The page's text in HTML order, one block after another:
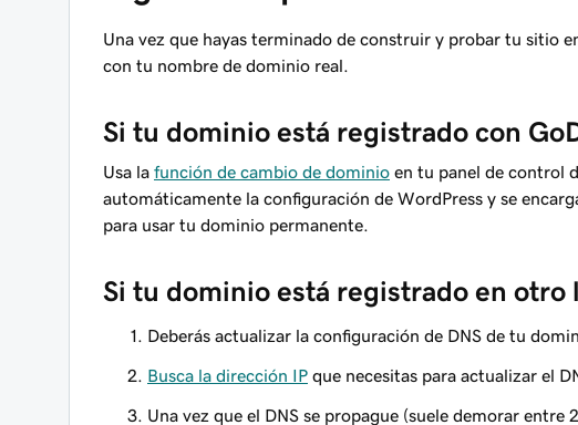
Una vez que hayas terminado de construir y probar tu sitio
con tu nombre de dominio real.
Si tu dominio está registrado con
Usa la función de cambio de dominio en tu panel de control
automáticamente la configuración de WordPress y se
para usar tu dominio permanente.
Si tu dominio está registrado en otro
Deberás actualizar la configuración de DNS de tu
Busca la dirección IP que necesitas para actualizar el
Una vez que el DNS se propague (suele demorar